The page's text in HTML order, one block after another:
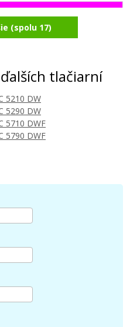
s EPSON T9443
EPSON T9453
náplň
(spolu 17)
tlačiarní
5210 DW
5290 DW
5710 DWF
5790 DWF